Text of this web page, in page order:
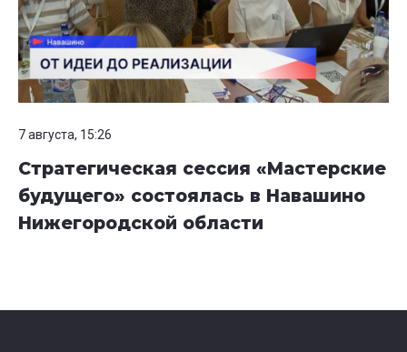
7 августа, 15:26
Стратегическая сессия «Мастерские
будущего» состоялась в Навашино
Нижегородской области